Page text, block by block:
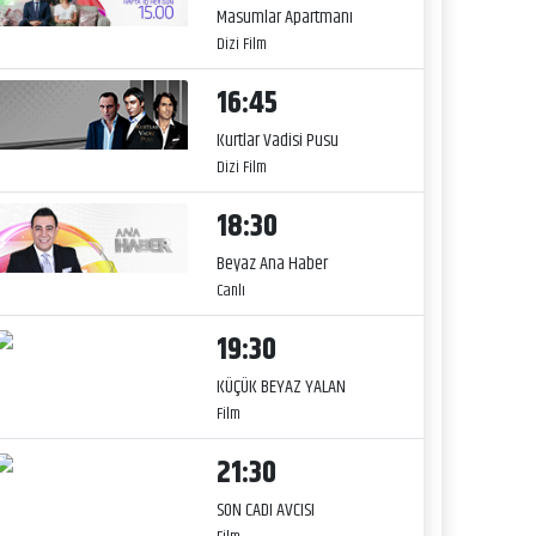
Masumlar Apartmanı
Dizi Film
16:45
Kurtlar Vadisi Pusu
Dizi Film
18:30
Beyaz Ana Haber
Canlı
19:30
KÜÇÜK BEYAZ YALAN
Film
21:30
SON CADI AVCISI